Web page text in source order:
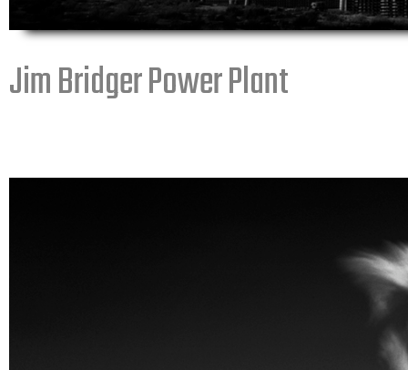
Jim Bridger Power Plant